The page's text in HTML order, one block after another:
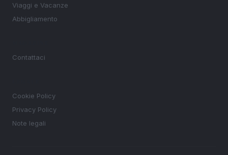
Viaggi e Vacanze
Abbigliamento
Contattaci
Cookie Policy
Privacy Policy
Note legali